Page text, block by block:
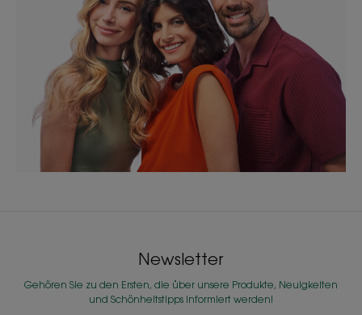
Newsletter
Gehören Sie zu den Ersten, die über unsere Produkte, Neuigkeiten
und Schönheitstipps informiert werden!